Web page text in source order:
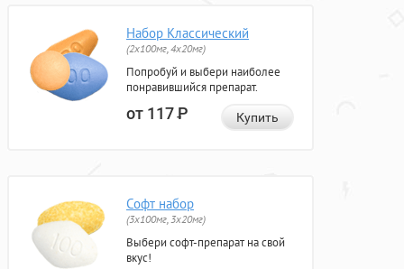
Набор Классический
(2x100мг, 4x20мг)
Попробуй и выбери наиболее
понравившийся препарат.
от 117Р Купить
Софт набор
(3x100мг, 3x20мг)
Выбери софт-препарат на свой
вкус!